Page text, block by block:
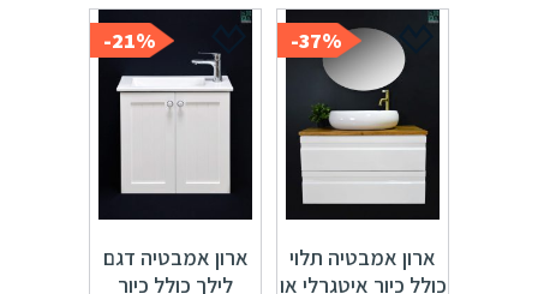
37%-
ארון אמבטיה תלוי
כולל כיור איטגרלי או
21%-
ארון אמבטיה דגם
לילך כולל כיור